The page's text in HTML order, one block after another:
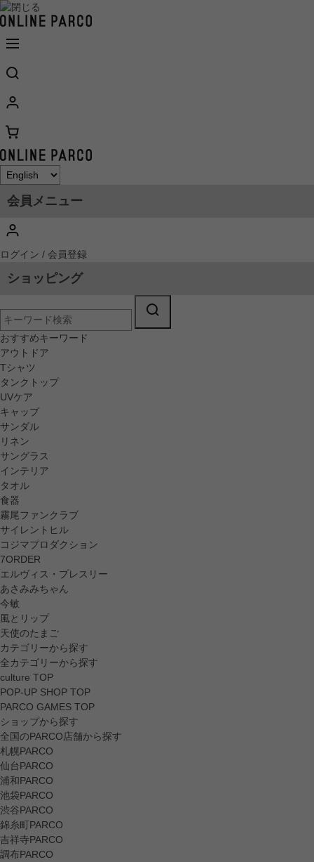
会員メニュー
ログイン / 会員登録
ショッピング
おすすめキーワード
アウトドア
Tシャツ
タンクトップ
UVケア
キャップ
サンダル
リネン
サングラス
インテリア
タオル
食器
霧尾ファンクラブ
サイレントヒル
コジマプロダクション
7ORDER
エルヴィス・プレスリー
あさみみちゃん
今敏
風とリップ
天使のたまご
カテゴリーから探す
全カテゴリーから探す
culture TOP
POP-UP SHOP TOP
PARCO GAMES TOP
ショップから探す
全国のPARCO店舗から探す
札幌PARCO
仙台PARCO
浦和PARCO
池袋PARCO
渋谷PARCO
錦糸町PARCO
吉祥寺PARCO
調布PARCO